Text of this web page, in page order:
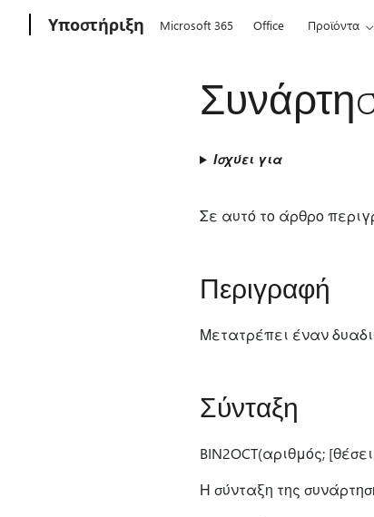
Υποστήριξη Microsoft 365 Office Προϊόντα
Ισχύει για
Σε αυτό το άρθρο
Περιγραφή
Μετατρέπει έναν
Σύνταξη
BIN2OCT(αριθμός;
Η σύνταξη της